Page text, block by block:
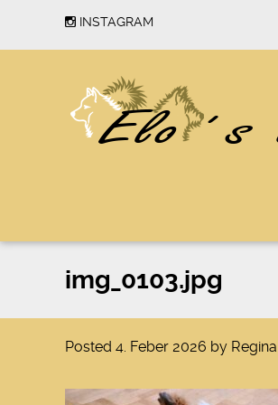
INSTAGRAM
img_0103.jpg
Posted 4. Feber 2026 by